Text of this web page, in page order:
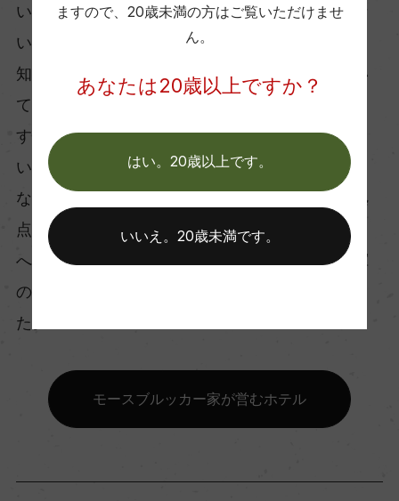
いに自分が後任として引き継げるワイナリーがな
いか尋ね歩いていました。一年近く経った12月、
知人からシュロス・ゴベルスブルクの将来につい
てバウマン司祭が後任を探していることを知りま
す。直ぐに意気投合した二人は、長期賃貸契約と
いう形でモースブルッカー氏が新しいオーナーと
なることで合意。修道僧たちはもともと活動の拠
点がツヴェットルの修道院であったことからそこ
へ戻り、ワイナリーはモースブルッカー氏の指揮
の下新たな体制でスタートを切ることになりまし
た。
モースブルッカー家が営むホテル
ますので、 20歳未満の方はご覧いただけませ
ん。
あなたは20歳以上ですか？
はい。20歳以上です。
いいえ。20歳未満です。